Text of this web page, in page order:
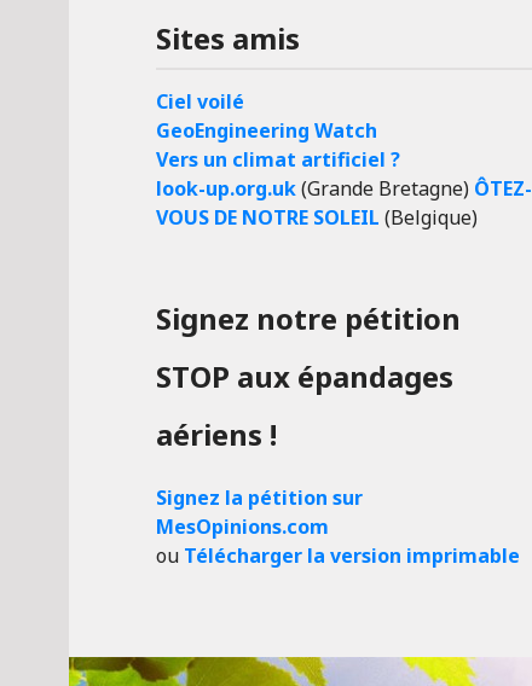
Sites amis
Ciel voilé
GeoEngineering Watch
Vers un climat artificiel ?
look-up.org.uk(Grande Bretagne) ÔTEZ-
VOUS DE NOTRE SOLEIL (Belgique)
Signez notre pétition
STOP aux épandages
aériens !
Signez la pétition sur
MesOpinions.com
ou Télécharger la version imprimable